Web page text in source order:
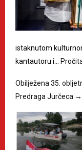
istaknutom
kantautoru i…
Obilježena 35.
Predraga Jurčeca →